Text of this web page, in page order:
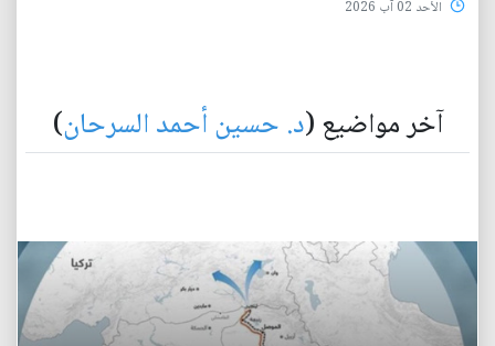
الأحد 02 آب 2026
آخر مواضيع (د. حسين أحمد السرحان)